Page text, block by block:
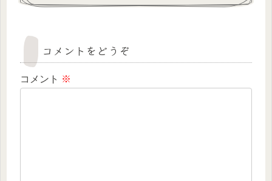
コメントをどうぞ
コメント ※